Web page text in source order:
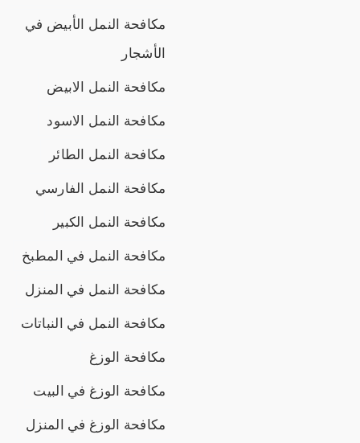
مكافحة النمل الأبيض في
الأشجار
مكافحة النمل الابيض
مكافحة النمل الاسود
مكافحة النمل الطائر
مكافحة النمل الفارسي
مكافحة النمل الكبير
مكافحة النمل في المطبخ
مكافحة النمل في المنزل
مكافحة النمل في النباتات
مكافحة الوزغ
مكافحة الوزغ في البيت
مكافحة الوزغ في المنزل